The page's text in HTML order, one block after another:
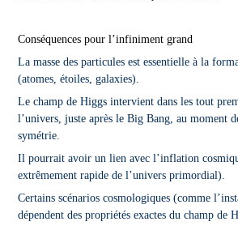
Conséquences pour l’infiniment grand
La masse des particules est essentielle à la
(atomes, étoiles, galaxies).
Le champ de Higgs intervient dans les tout
l’univers, juste après le Big Bang, au moment
symétrie.
Il pourrait avoir un lien avec l’inflation
extrêmement rapide de l’univers primordial).
Certains scénarios cosmologiques (comme
dépendent des propriétés exactes du champ de